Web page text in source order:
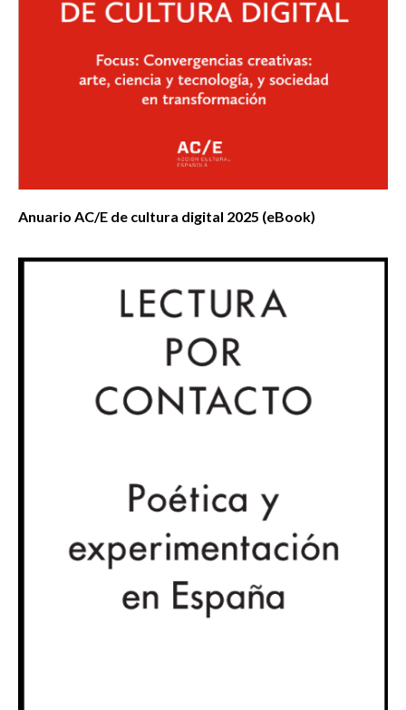
Anuario AC/E de cultura digital 2025 (eBook)